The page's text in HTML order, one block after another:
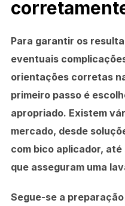
Para garantir os
eventuais
orientações corretas
primeiro passo é
apropriado. Existem
mercado, desde
com bico aplicador,
que asseguram uma
Segue-se a